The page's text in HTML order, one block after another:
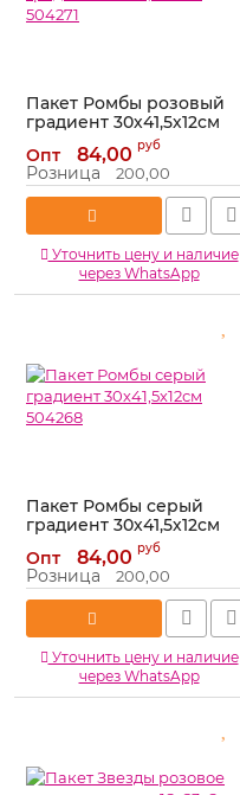
Пакет Ромбы розовый
градиент 30х41,5х12см
Артикул: 504271
Опт 84,00 руб
Розница 200,00
Уточнить цену и наличие
через WhatsApp
Пакет Ромбы серый
градиент 30х41,5х12см
Артикул: 504268
Опт 84,00 руб
Розница 200,00
Уточнить цену и наличие
через WhatsApp